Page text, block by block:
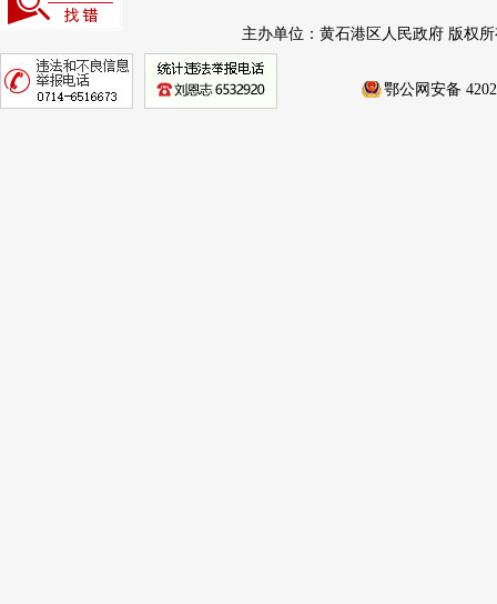
主办单位：黄石港区人民政府 版权
鄂公网安备